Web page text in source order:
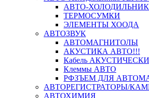
АВТО-
ТЕРМОСУМКИ
ЭЛЕМЕНТЫ ХООДА
АВТОЗВУК
АВТОМАГНИТОЛЫ
АКУСТИКА АВТО!!!
Кабель
Клеммы АВТО
РФЗЪЕМ ДЛЯ
АВТОРЕГИСТРАТОРЫ/
АВТОХИМИЯ